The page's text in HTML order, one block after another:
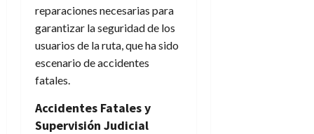
reparaciones necesarias para
garantizar la seguridad de los
usuarios de la ruta, que ha sido
escenario de accidentes
fatales.
Accidentes Fatales y
Supervisión Judicial